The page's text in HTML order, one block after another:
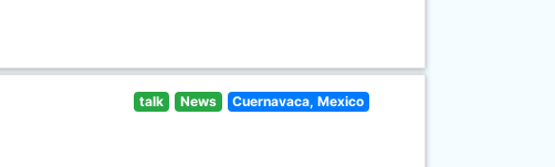
talk News Cuernavaca, Mexico